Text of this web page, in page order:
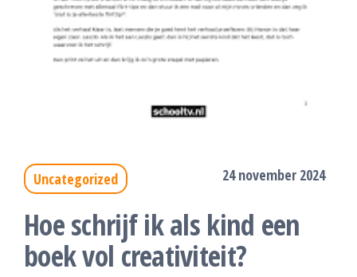
Uncategorized 24 november 2024
Hoe schrijf ik als kind een
boek vol creativiteit?